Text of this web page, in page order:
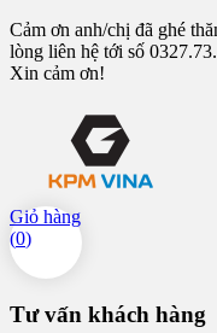
Cảm ơn anh/chị đã ghé
lòng liên hệ tới số
Xin cảm ơn!
Giỏ hàng
(0)
Tư vấn khách hàng